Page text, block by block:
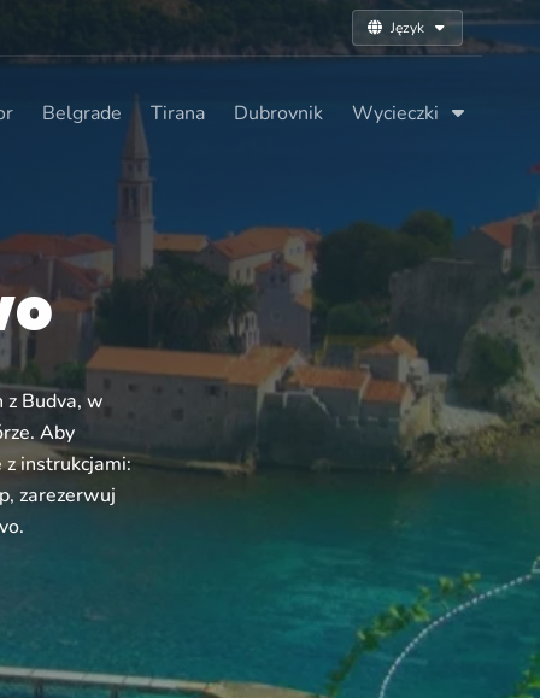
Język
Belgrade Tirana Dubrovnik Wycieczki
Budva, w
Aby
instrukcjami:
zarezerwuj